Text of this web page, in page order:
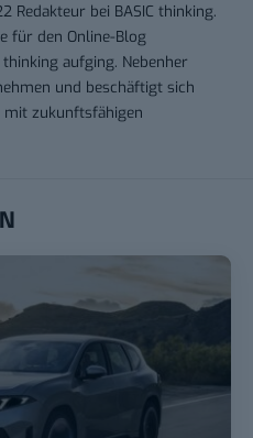
Redakteur bei BASIC thinking.
für den Online-Blog
aufging. Nebenher
und beschäftigt sich
mit zukunftsfähigen